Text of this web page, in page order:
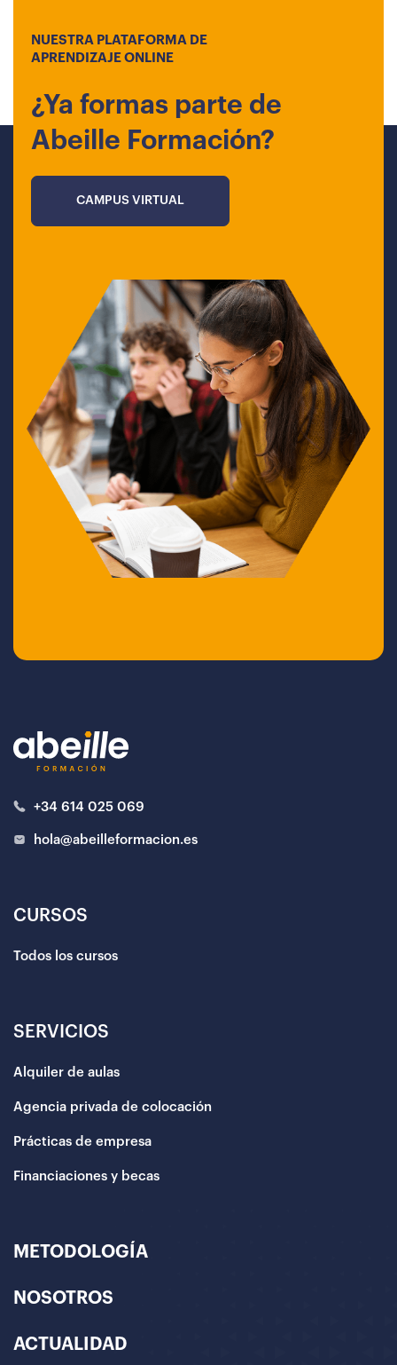
NUESTRA PLATAFORMA DE
APRENDIZAJE ONLINE
¿Ya formas parte de
Abeille Formación?
CAMPUS VIRTUAL
+34 614 025 069
hola@abeilleformacion.es
CURSOS
Todos los cursos
SERVICIOS
Alquiler de aulas
Agencia privada de colocación
Prácticas de empresa
Financiaciones y becas
METODOLOGÍA
NOSOTROS
ACTUALIDAD